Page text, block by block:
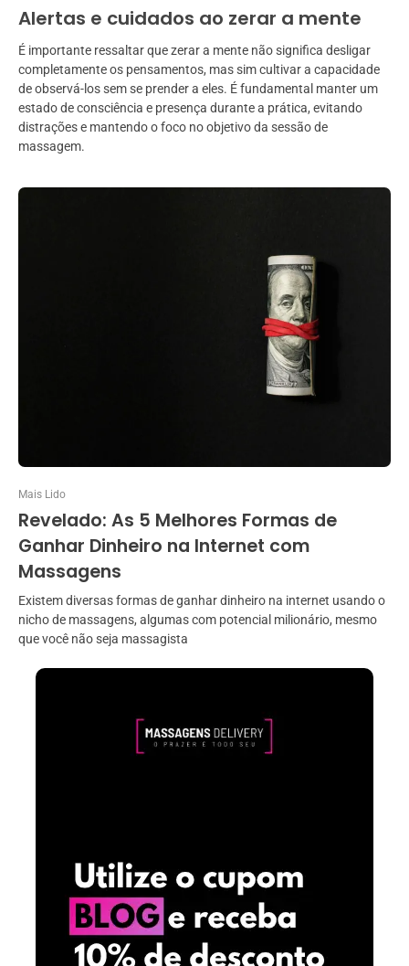
Alertas e cuidados ao zerar a mente
É importante ressaltar que zerar a mente não significa desligar
completamente os pensamentos, mas sim cultivar a capacidade
de observá-los sem se prender a eles. É fundamental manter um
estado de consciência e presença durante a prática, evitando
distrações e mantendo o foco no objetivo da sessão de
massagem.
Mais Lido
Revelado: As 5 Melhores Formas de
Ganhar Dinheiro na Internet com
Massagens
Existem diversas formas de ganhar dinheiro na internet usando o
nicho de massagens, algumas com potencial milionário, mesmo
que você não seja massagista